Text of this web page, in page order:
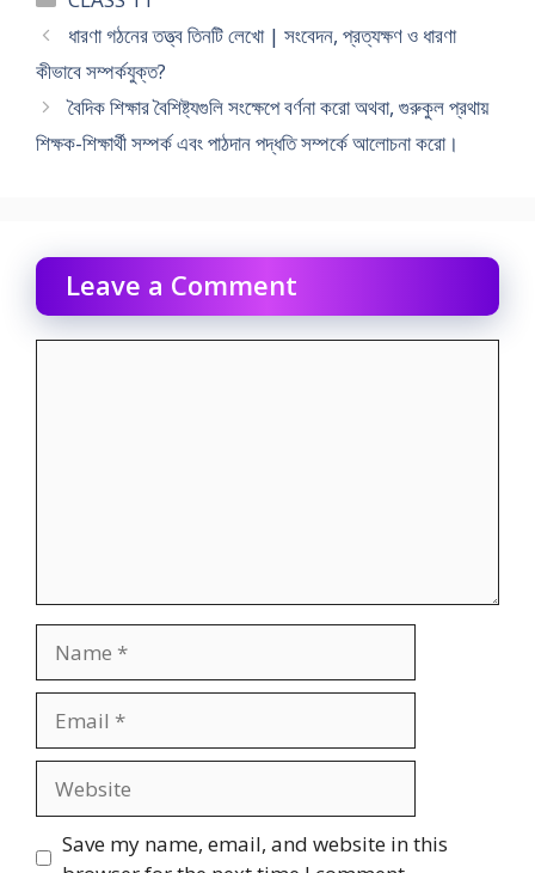
ধারণা গঠনের তত্ত্ব তিনটি লেখাে | সংবেদন, প্রত্যক্ষণ ও ধারণা
কীভাবে সম্পর্কযুক্ত?
বৈদিক শিক্ষার বৈশিষ্ট্যগুলি সংক্ষেপে বর্ণনা করাে অথবা, গুরুকুল প্রথায়
শিক্ষক-শিক্ষার্থী সম্পর্ক এবং পাঠদান পদ্ধতি সম্পর্কে আলোচনা করাে।
Leave a Comment
Save my name, email, and website in this